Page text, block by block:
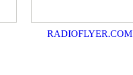
RADIOFLYER.COM